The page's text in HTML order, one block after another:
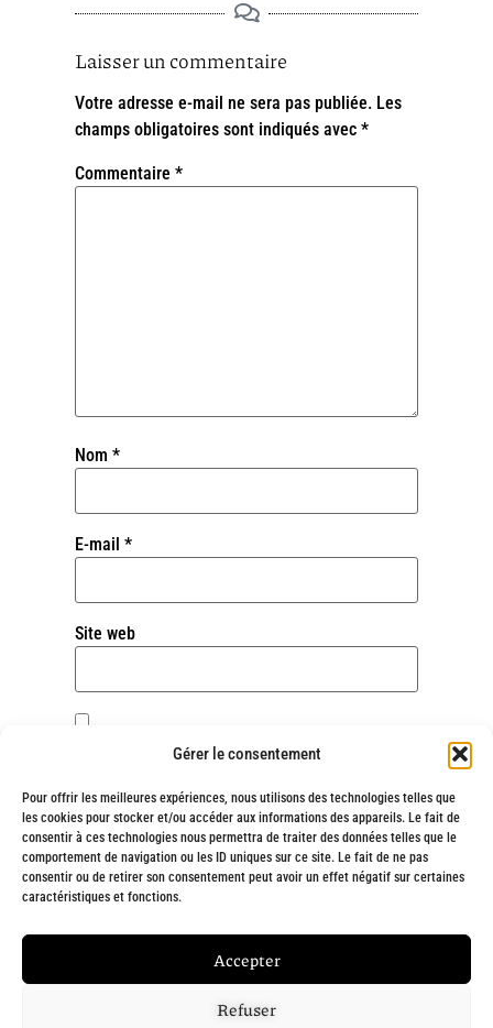
Gérer le consentement
Pour offrir les meilleures expériences, nous utilisons des technologies telles que
les cookies pour stocker et/ou accéder aux informations des appareils. Le fait de
consentir à ces technologies nous permettra de traiter des données telles que le
comportement de navigation ou les ID uniques sur ce site. Le fait de ne pas
consentir ou de retirer son consentement peut avoir un effet négatif sur certaines
caractéristiques et fonctions.
Accepter
Refuser
Laisser un commentaire
Votre adresse e-mail ne sera pas publiée. Les
champs obligatoires sont indiqués avec *
Commentaire *
Nom *
E-mail *
Site web
Enregistrer mon nom, mon e-mail et mon site
dans le navigateur pour mon prochain
Alternative:
Fait avec